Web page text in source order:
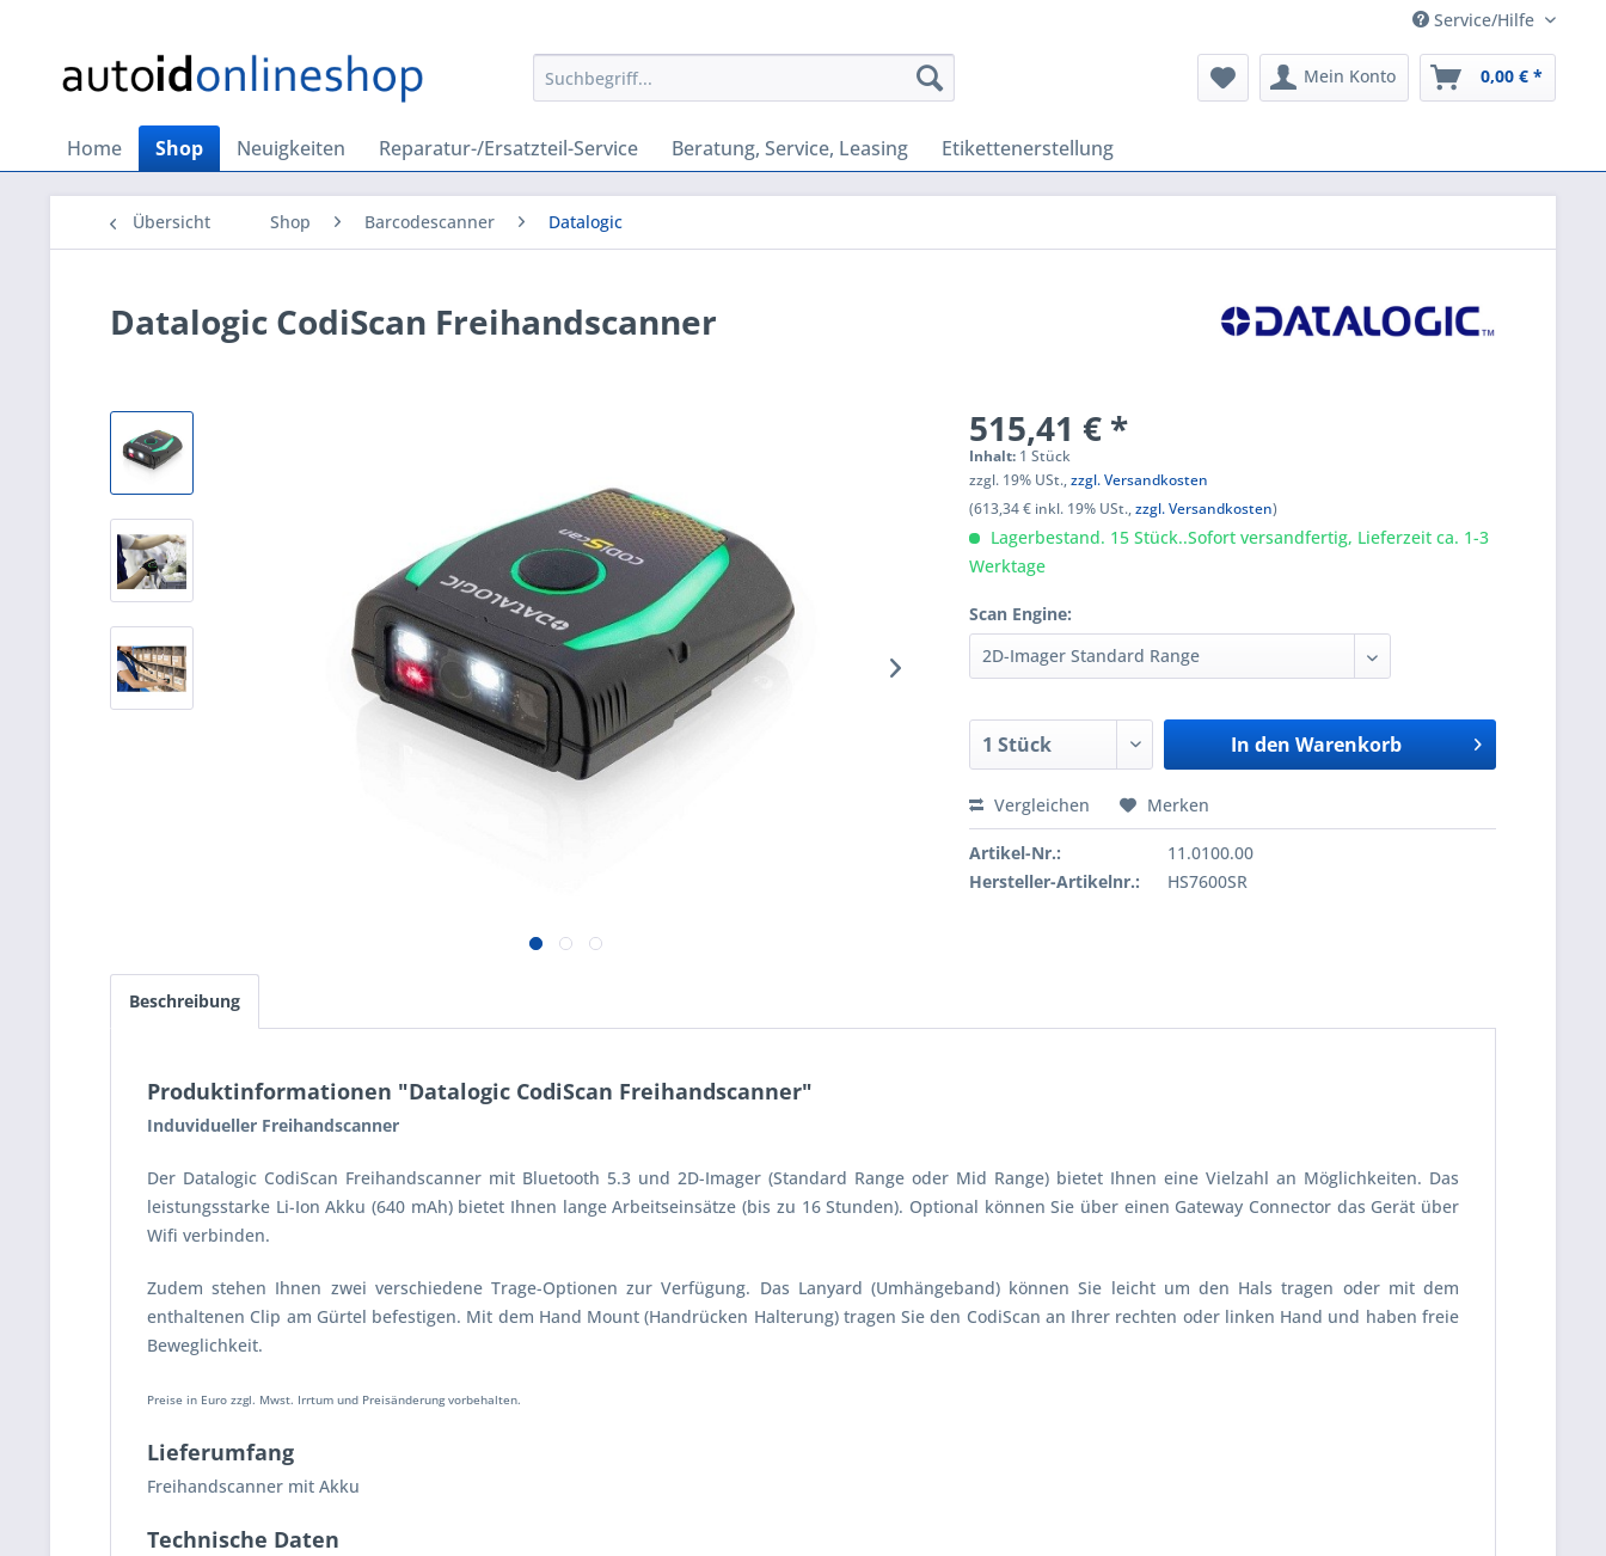
Service/Hilfe
Mein Konto 0,00 € *
Home Shop Neuigkeiten Reparatur-/Ersatzteil-Service Beratung, Service, Leasing Etikettenerstellung
Übersicht Shop Barcodescanner Datalogic
Datalogic CodiScan Freihandscanner
515,41 € *
Inhalt: 1 Stück
zzgl. 19% USt.,zzgl. Versandkosten
(613,34 € inkl. 19% USt.,zzgl. Versandkosten)
Lagerbestand. 15 Stück..Sofort versandfertig, Lieferzeit ca. 1-3
Werktage
Scan Engine:
In den Warenkorb
Vergleichen Merken
Artikel-Nr.:
11.0100.00
Hersteller-Artikelnr.:
HS7600SR
Beschreibung
Produktinformationen "Datalogic CodiScan Freihandscanner"
Induvidueller Freihandscanner
Der Datalogic CodiScan Freihandscanner mit Bluetooth 5.3 und 2D-Imager (Standard Range oder Mid Range) bietet Ihnen eine Vielzahl an Möglichkeiten. Das
leistungsstarke Li-Ion Akku (640 mAh) bietet Ihnen lange Arbeitseinsätze (bis zu 16 Stunden). Optional können Sie über einen Gateway Connector das Gerät über
Wifi verbinden.
Zudem stehen Ihnen zwei verschiedene Trage-Optionen zur Verfügung. Das Lanyard (Umhängeband) können Sie leicht um den Hals tragen oder mit dem
enthaltenen Clip am Gürtel befestigen. Mit dem Hand Mount (Handrücken Halterung) tragen Sie den CodiScan an Ihrer rechten oder linken Hand und haben freie
Beweglichkeit.
Preise in Euro zzgl. Mwst. Irrtum und Preisänderung vorbehalten.
Lieferumfang
Freihandscanner mit Akku
Technische Daten